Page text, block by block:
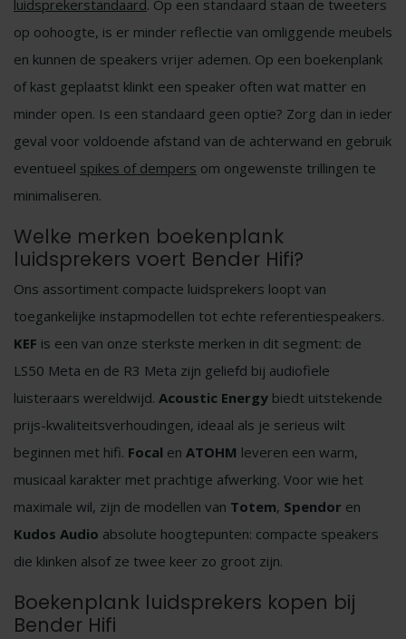
luidsprekerstandaard. Op een standaard staan de tweeters
op oohoogte, is er minder reflectie van omliggende meubels
en kunnen de speakers vrijer ademen. Op een boekenplank
of kast geplaatst klinkt een speaker often wat matter en
minder open. Is een standaard geen optie? Zorg dan in ieder
geval voor voldoende afstand van de achterwand en gebruik
eventueel spikes of dempers om ongewenste trillingen te
minimaliseren.
Welke merken boekenplank
luidsprekers voert Bender Hifi?
Ons assortiment compacte luidsprekers loopt van
toegankelijke instapmodellen tot echte referentiespeakers.
KEF is een van onze sterkste merken in dit segment: de
LS50 Meta en de R3 Meta zijn geliefd bij audiofiele
luisteraars wereldwijd. Acoustic Energy biedt uitstekende
prijs-kwaliteitsverhoudingen, ideaal als je serieus wilt
beginnen met hifi. Focal en ATOHM leveren een warm,
musicaal karakter met prachtige afwerking. Voor wie het
maximale wil, zijn de modellen van Totem, Spendor en
Kudos Audio absolute hoogtepunten: compacte speakers
die klinken alsof ze twee keer zo groot zijn.
Boekenplank luidsprekers kopen bij
Bender Hifi